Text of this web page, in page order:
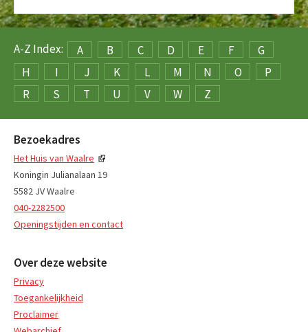
A-Z Index: A B C D E F
G
H
I J K L M N O
P
R
S T U V W Z
Bezoekadres
Het Huis van Waalre
Koningin Julianalaan 19
5582 JV Waalre
040-2282500
Openingstijden en contact
Over deze website
Privacy
Toegankelijkheid
Proclaimer